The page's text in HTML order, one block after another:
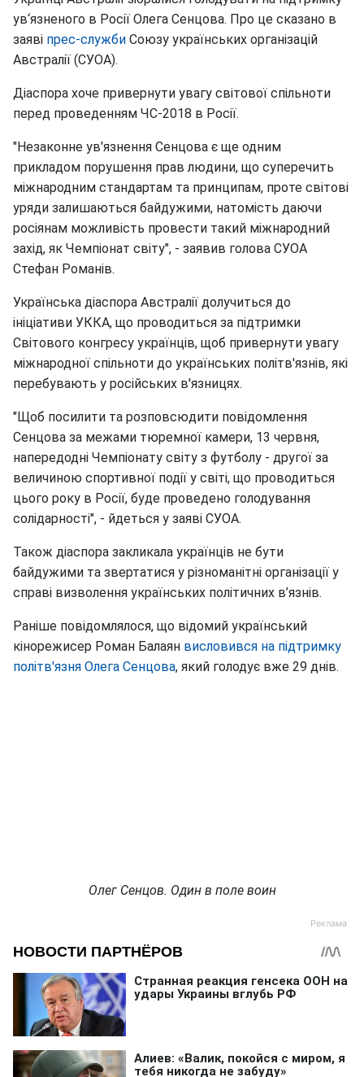
ув‘язненого в Росії Олега Сенцова. Про це сказано в
заяві прес-служби Союзу українських організацій
Австралії (СУОА).
Діаспора хоче привернути увагу світової спільноти
перед проведенням ЧС-2018 в Росії.
"Незаконне ув'язнення Сенцова є ще одним
прикладом порушення прав людини, що суперечить
міжнародним стандартам та принципам, проте світові
уряди залишаються байдужими, натомість даючи
росіянам можливість провести такий міжнародний
захід, як Чемпіонат світу", - заявив голова СУОА
Стефан Романів.
Українська діаспора Австралії долучиться до
ініціативи УККА, що проводиться за підтримки
Світового конгресу українців, щоб привернути увагу
міжнародної спільноти до українських політв'язнів, які
перебувають у російських в'язницях.
"Щоб посилити та розповсюдити повідомлення
Сенцова за межами тюремної камери, 13 червня,
напередодні Чемпіонату світу з футболу - другої за
величиною спортивної події у світі, що проводиться
цього року в Росії, буде проведено голодування
солідарності", - йдеться у заяві СУОА.
Також діаспора закликала українців не бути
байдужими та звертатися у різноманітні організації у
справі визволення українських політичних в’язнів.
Раніше повідомлялося, що відомий український
кінорежисер Роман Балаян висловився на підтримку
політв'язня Олега Сенцова, який голодує вже 29 днів.
Олег Сенцов. Один в поле воин